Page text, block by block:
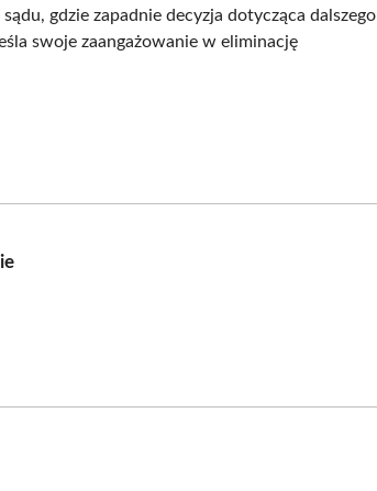
gdzie zapadnie decyzja dotycząca dalszego
swoje zaangażowanie w eliminację